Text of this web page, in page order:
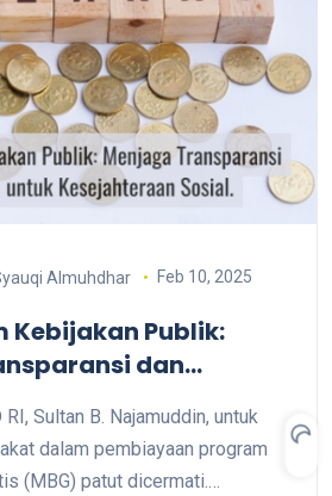
Almuhdhar Feb 10, 2025
Kebijakan Publik:
dan
Sultan B. Najamuddin, untuk
dalam pembiayaan program
(MBG) patut dicermati.